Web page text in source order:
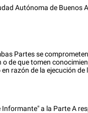
Autónoma de Buenos
Partes se
de que tomen
razón de la ejecución
a la Parte A